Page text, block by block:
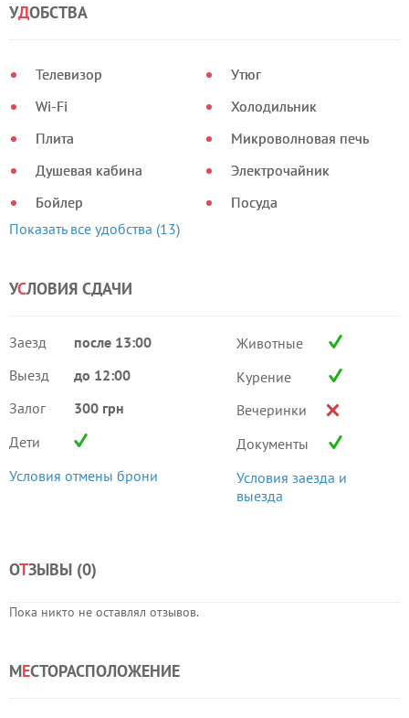
УДОБСТВА
Телевизор
Wi-Fi
Плита
Душевая кабина
Бойлер
Утюг
Холодильник
Микроволновая печь
Электрочайник
Посуда
Показать все удобства (13)
УСЛОВИЯ СДАЧИ
Заезд
после 13:00
Выезд
до 12:00
Залог
300 грн
Дети
Условия отмены брони
Животные
Курение
Вечеринки
Документы
Условия заезда и
выезда
ОТЗЫВЫ (0)
Пока никто не оставлял отзывов.
МЕСТОРАСПОЛОЖЕНИЕ